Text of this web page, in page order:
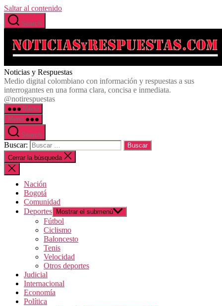
Saltar al contenido
Search
Noticias y Respuestas
Medio digital colombiano con información y respuestas a sus
interrogantes en una forma clara, concisa e inmediata.
@notirespuestas
Menú
Menú
Search
Buscar:
Cerrar la búsqueda
Nación
Bogotá
Comunidad
Deportes
Mostrar el submenú
Fútbol
Ciclismo
Baloncesto
Tenis
Velocidad
Otros deportes
Judicial
Internacional
Economía
Política